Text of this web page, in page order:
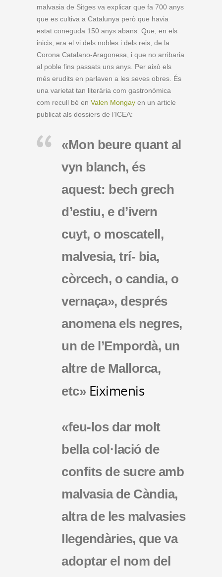
malvasia de Sitges va explicar que fa 700 anys
que es cultiva a Catalunya però que havia
estat coneguda 150 anys abans. Que, en els
inicis, era el vi dels nobles i dels reis, de la
Corona Catalano-Aragonesa, i que no arribaria
al poble fins passats uns anys. Per això els
més erudits en parlaven a les seves obres. És
una varietat tan literària com gastronòmica
com recull bé en Valen Mongay en un article
publicat als dossiers de l’ICEA:
«Mon beure quant al
vyn blanch, és
aquest: bech grech
d’estiu, e d’ivern
cuyt, o moscatell,
malvesia, trí- bia,
còrcech, o candia, o
vernaça», després
anomena els negres,
un de l’Empordà, un
altre de Mallorca,
etc» Eiximenis
«feu-los dar molt
bella col·lació de
confits de sucre amb
malvasia de Càndia,
altra de les malvasies
llegendàries, que va
adoptar el nom del